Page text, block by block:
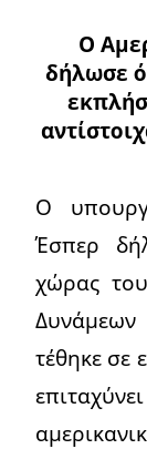
O
δήλωσε
Ο
Έσπερ
χώρας
Δυνάμεων
τέθηκε σε